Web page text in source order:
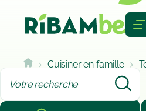
Cuisiner en famille
crêpes
Cookies management panel